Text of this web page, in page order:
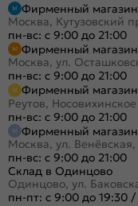
Фирменный
Москва, Кутузовский
пн-вс: с 9:00 до 21:00
Фирменный
Москва, ул.
пн-вс: с 9:00 до 21:00
Фирменный
Реутов,
пн-вс: с 9:00 до 21:00
Фирменный магазин
Москва, ул.
пн-вс: с 9:00 до 21:00
Склад в Одинцово
Одинцово, ул.
пн-пт: с 9:00 до 19:30 /